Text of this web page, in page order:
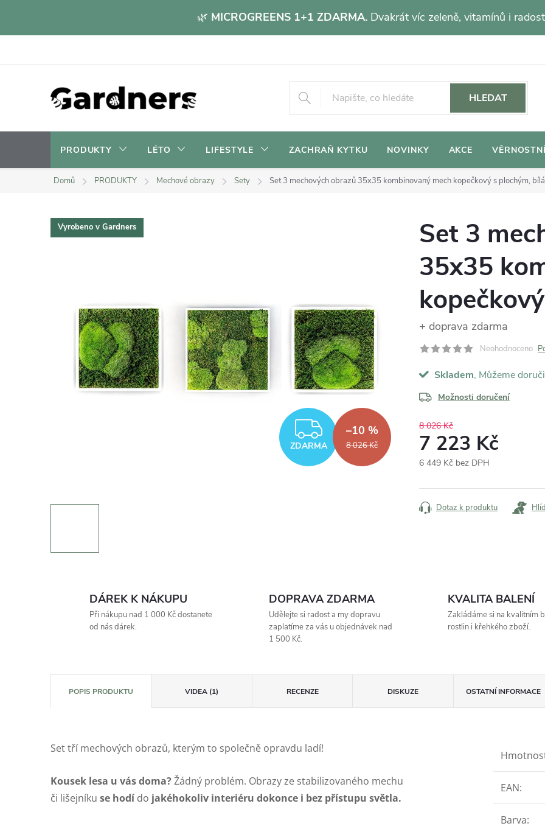
🌿 MICROGREENS 1+1 ZDARMA. Dvakrát víc zeleně, vitamínů i
HLEDAT
PRODUKTY LÉTO LIFESTYLE ZACHRAŇ KYTKU NOVINKY AKCE
Domů PRODUKTY Mechové obrazy Sety Set 3 mechových obrazů 35x35 kombinovaný mech kopečkový s plochým, bílá
Vyrobeno v Gardners
ZDARMA
ZDARMA 8 026 Kč
–10 %
Set 3
35x35
+ doprava zdarma
Neohodnoceno
Skladem
Možnosti doručení
8 026 Kč
7 223 Kč
6 449 Kč bez DPH
cena:
Dotaz k produktu
DÁREK K NÁKUPU
Při nákupu nad 1 000 Kč dostanete
od nás dárek.
DOPRAVA ZDARMA
Udělejte si radost a my dopravu
zaplatíme za vás u objednávek nad
1 500 Kč.
KVALITA BALENÍ
Zakládáme si na kvalitním
rostlin i křehkého zboží.
POPIS PRODUKTU VIDEA (1) RECENZE DISKUZE OSTATNÍ INFORMACE
Set tří mechových obrazů, kterým to společně opravdu ladí!
Kousek lesa u vás doma?Žádný problém. Obrazy ze stabilizovaného mechu
či lišejníku se hodído jakéhokoliv interiéru dokonce i bez přístupu světla.
EAN:
Barva: